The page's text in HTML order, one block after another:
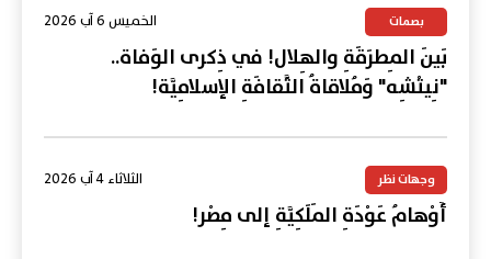
بصمات الخميس 6 آب 2026
بَينَ المِطرَقَةِ والهِلال! في ذِكرى الوَفاة..
"نِيتْشِه" وَمُلاقاةُ الثَّقافَةِ الإسلامِيَّة!
وجهات نظر الثلاثاء 4 آب 2026
أَوْهامُ عَوْدَةِ المَلَكِيَّةِ إلى مِصْر!